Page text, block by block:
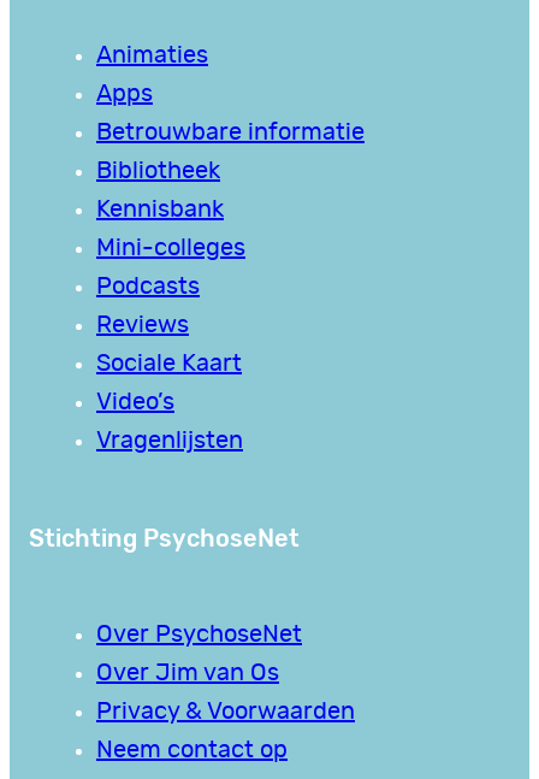
Animaties
Apps
Betrouwbare informatie
Bibliotheek
Kennisbank
Mini-colleges
Podcasts
Reviews
Sociale Kaart
Video’s
Vragenlijsten
Stichting PsychoseNet
Over PsychoseNet
Over Jim van Os
Privacy & Voorwaarden
Neem contact op